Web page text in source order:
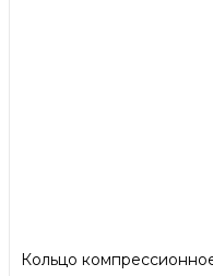
Кольцо